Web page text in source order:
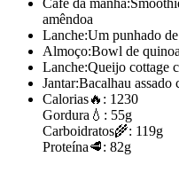
amêndoa
Lanche:Um punhado
Almoço:Bowl de
Lanche:Queijo cottage
Jantar:Bacalhau assado
Calorias🔥: 1230
Gordura 💧: 55g
Carboidratos🌾: 119g
Proteína🥩: 82g